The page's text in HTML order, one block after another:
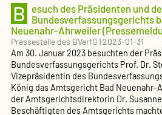
B
esuch des Präsidenten und
Bundesverfassungsgerichts
Neuenahr-Ahrweiler
Pressestelle des BVerfG |2023-01-31
Am 30. Januar 2023 besuchten der
Bundesverfassungsgerichts Prof. Dr.
Vizepräsidentin des
König das Amtsgericht Bad Neuenahr-
der Amtsgerichtsdirektorin Dr.
Beschäftigten des Amtsgerichts